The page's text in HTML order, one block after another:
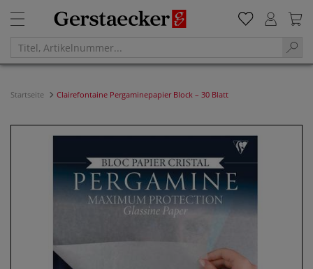
Startseite Clairefontaine Pergaminepapier Block – 30 Blatt